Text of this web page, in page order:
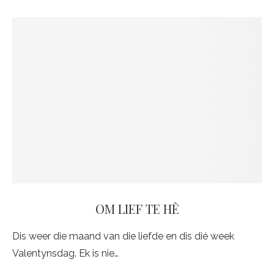
OM LIEF TE HÊ
Dis weer die maand van die liefde en dis dié week
Valentynsdag. Ek is nie…